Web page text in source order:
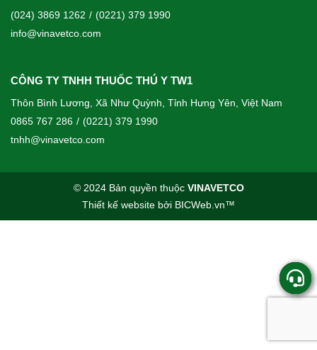
(024) 3869 1262 / (0221) 379 1990
info@vinavetco.com
CÔNG TY TNHH THUỐC THÚ Y TW1
Thôn Bình Lương, Xã Như Quỳnh, Tỉnh Hưng Yên, Việt Nam
0865 767 286 / (0221) 379 1990
tnhh@vinavetco.com
© 2024 Bản quyền thuộc VINAVETCO
Thiết kế website bởi BICWeb.vn™